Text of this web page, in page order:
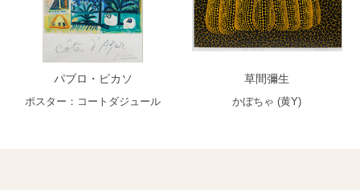
パブロ・ピカソ
ポスター：コートダジュール
草間彌生
かぼちゃ (黄Y)